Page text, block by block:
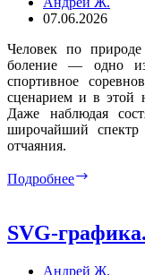
07.06.2026
Человек по
боление — одно
спортивное
сценарием и в этой
Даже наблюдая
широчайший
отчаяния.
Подробнее
SVG-
Андрей Ж.